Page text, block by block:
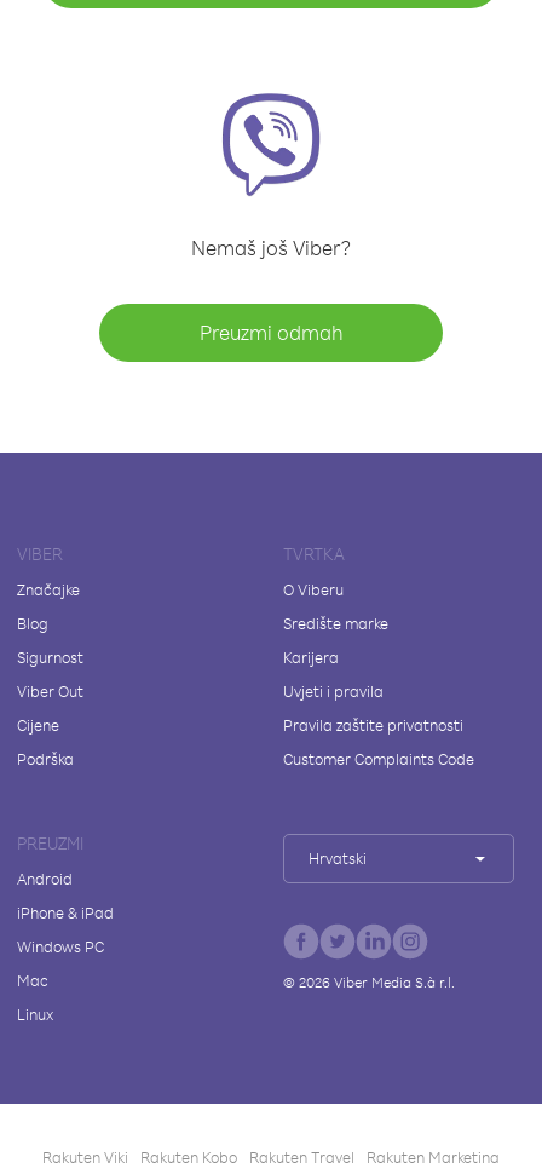
Nemaš još Viber?
Preuzmi odmah
VIBER
Značajke
Blog
Sigurnost
Viber Out
Cijene
Podrška
TVRTKA
O Viberu
Središte marke
Karijera
Uvjeti i pravila
Pravila zaštite privatnosti
Customer Complaints Code
PREUZMI
Android
iPhone & iPad
Windows PC
Mac
Linux
Hrvatski
© 2026Viber Media S.à r.l.
Rakuten Viki Rakuten Kobo Rakuten Travel Rakuten Marketing